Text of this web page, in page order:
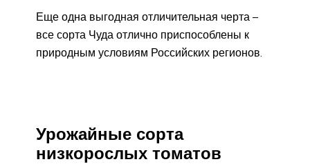
Еще одна выгодная отличительная черта –
все сорта Чуда отлично приспособлены к
природным условиям Российских регионов.
Урожайные сорта
низкорослых томатов